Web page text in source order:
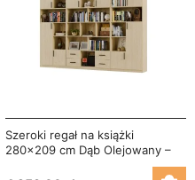
Szeroki regał na książki
280x209 cm Dąb Olejowany –